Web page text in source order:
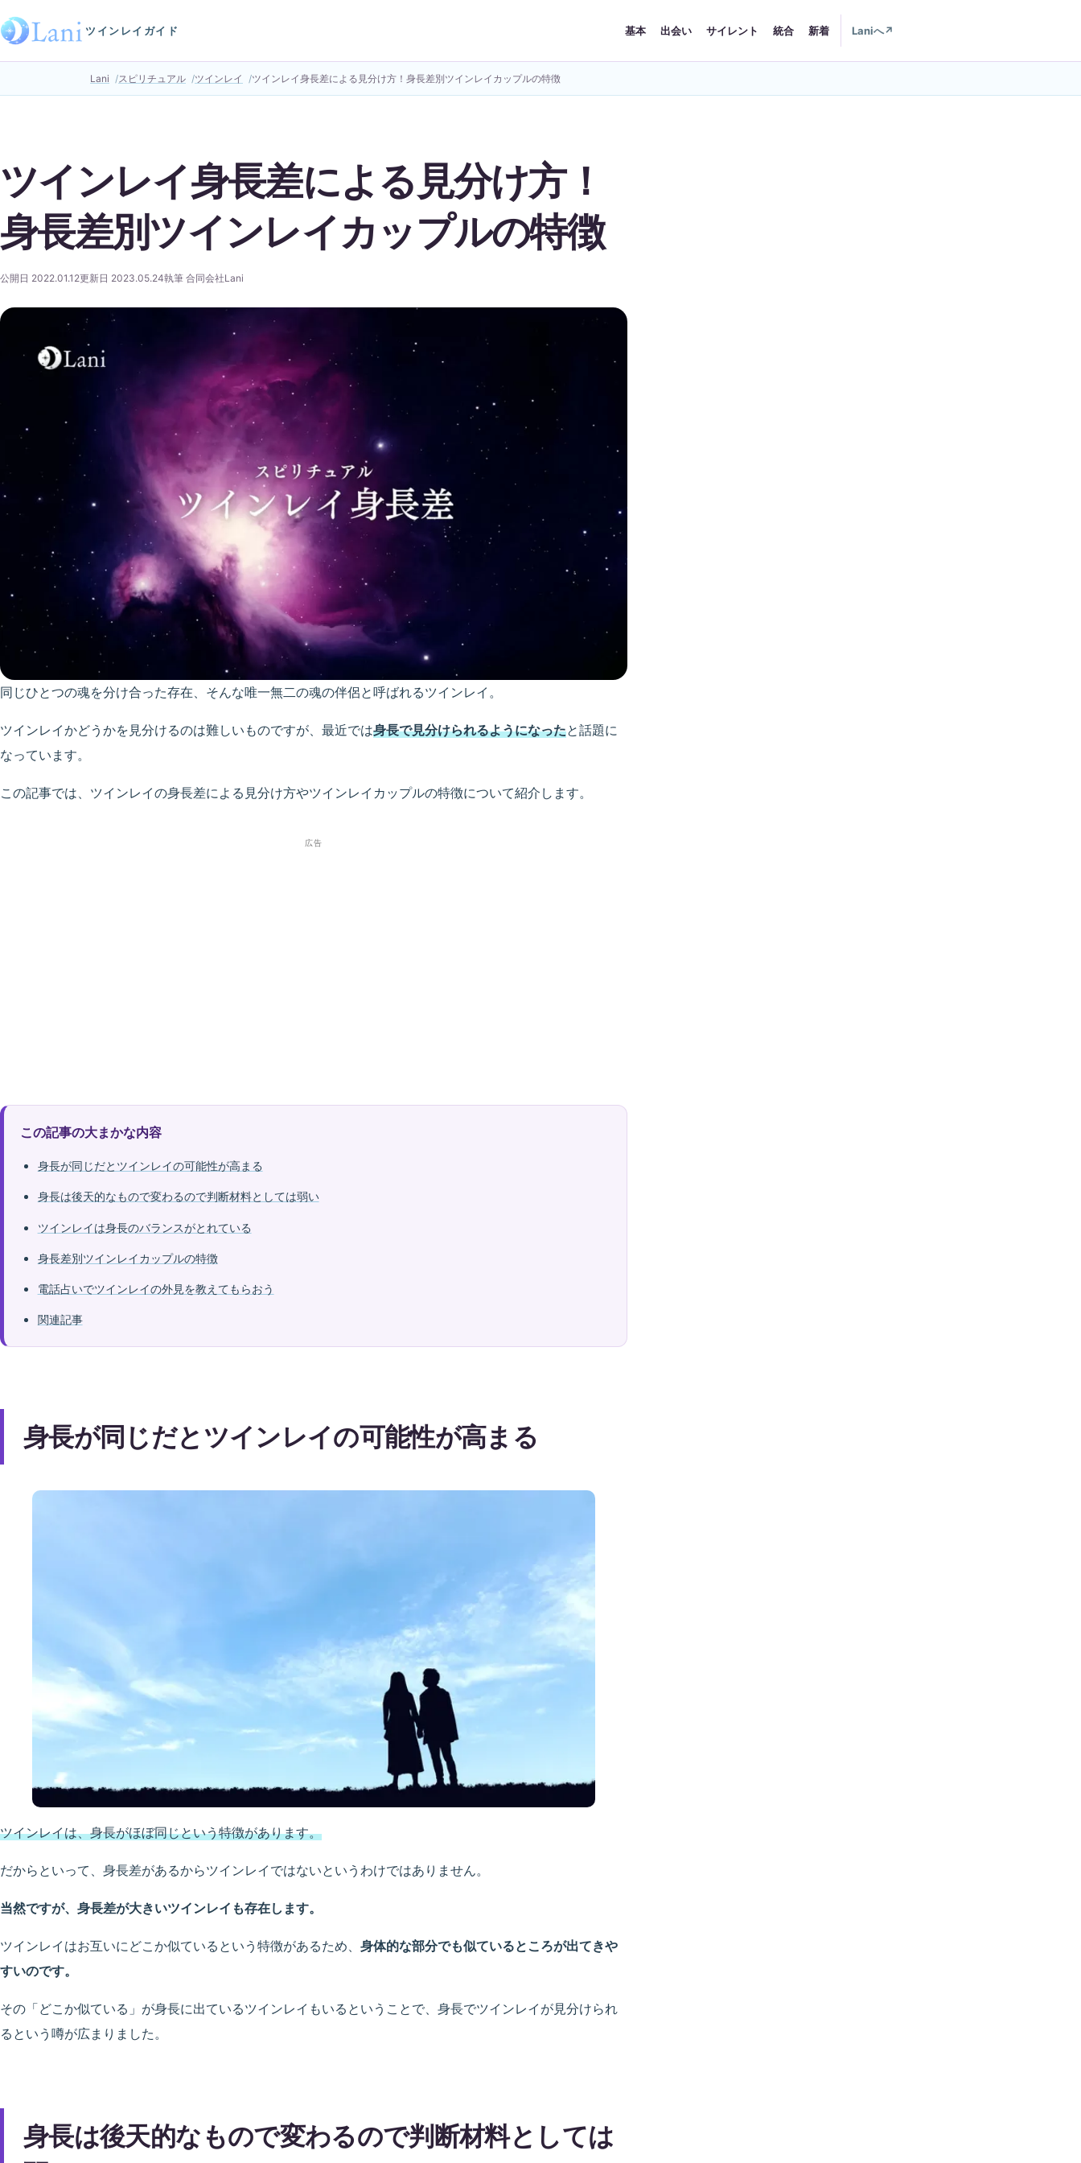
ツインレイガイド 基本 出会い サイレント 統合 新着 Laniへ↗
Lani スピリチュアル ツインレイ ツインレイ身長差による見分け方！身長差別ツインレイカップルの特徴
ツインレイ身長差による見分け方！
身長差別ツインレイカップルの特徴
公開日 2022.01.12更新日 2023.05.24執筆 合同会社Lani
同じひとつの魂を分け合った存在、そんな唯一無二の魂の伴侶と呼ばれるツインレイ。
ツインレイかどうかを見分けるのは難しいものですが、最近では身長で見分けられるようになったと話題に
なっています。
この記事では、ツインレイの身長差による見分け方やツインレイカップルの特徴について紹介します。
広告
この記事の大まかな内容
身長が同じだとツインレイの可能性が高まる
身長は後天的なもので変わるので判断材料としては弱い
ツインレイは身長のバランスがとれている
身長差別ツインレイカップルの特徴
電話占いでツインレイの外見を教えてもらおう
関連記事
身長が同じだとツインレイの可能性が高まる
ツインレイは、身長がほぼ同じという特徴があります。
だからといって、身長差があるからツインレイではないというわけではありません。
当然ですが、身長差が大きいツインレイも存在します。
ツインレイはお互いにどこか似ているという特徴があるため、 身体的な部分でも似ているところが出てきや
すいのです。
その「どこか似ている」が身長に出ているツインレイもいるということで、身長でツインレイが見分けられ
るという噂が広まりました。
身長は後天的なもので変わるので判断材料としては